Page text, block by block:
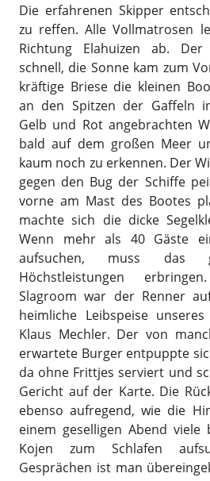
Die erfahrenen Skipper
zu reffen. Alle Vollmatrosen
Richtung Elahuizen ab.
schnell, die Sonne kam zum
kräftige Briese die kleinen
an den Spitzen der Gaffeln
Gelb und Rot angebrachten
bald auf dem großen Meer
kaum noch zu erkennen. Der
gegen den Bug der Schiffe
vorne am Mast des Bootes
machte sich die dicke
Wenn mehr als 40 Gäste
aufsuchen, muss das
Höchstleistungen
Slagroom war der Renner
heimliche Leibspeise
Klaus Mechler. Der von
erwartete Burger entpuppte
da ohne Frittjes serviert und
Gericht auf der Karte. Die
ebenso aufregend, wie die
einem geselligen Abend
Kojen zum Schlafen
Gesprächen ist man